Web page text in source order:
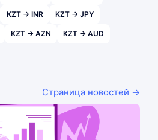
KZT → INR KZT → JPY
KZT → AZN KZT → AUD
Страница новостей →